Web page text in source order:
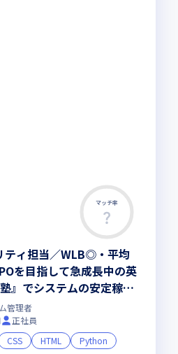
マッチ率
ティ担当／WLB◎・平均
を目指して急成長中の英
』でシステムの安定稼働
担当者を募集！
管理者
正社員
CSS HTML
Python